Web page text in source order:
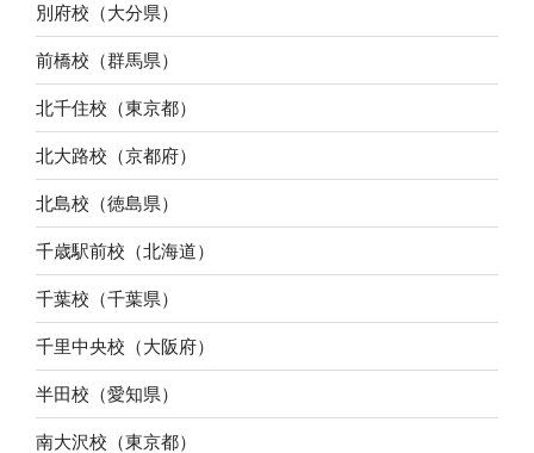
別府校（大分県）
前橋校（群馬県）
北千住校（東京都）
北大路校（京都府）
北島校（徳島県）
千歳駅前校（北海道）
千葉校（千葉県）
千里中央校（大阪府）
半田校（愛知県）
南大沢校（東京都）